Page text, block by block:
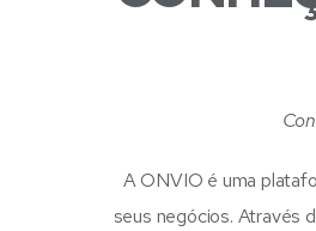
A ONVIO é uma
seus negócios. Através